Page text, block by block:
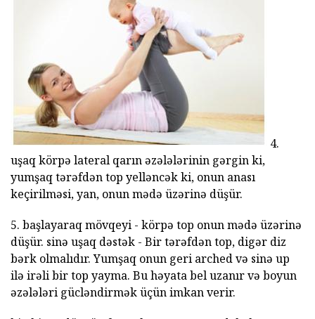
4.
uşaq körpə lateral qarın əzələlərinin gərgin ki,
yumşaq tərəfdən top yelləncək ki, onun anası
keçirilməsi, yan, onun mədə üzərinə düşür.
5. başlayaraq mövqeyi - körpə top onun mədə üzərinə
düşür. sinə uşaq dəstək - Bir tərəfdən top, digər diz
bərk olmalıdır. Yumşaq onun geri arched və sinə up
ilə irəli bir top yayma. Bu həyata bel uzanır və boyun
əzələləri gücləndirmək üçün imkan verir.